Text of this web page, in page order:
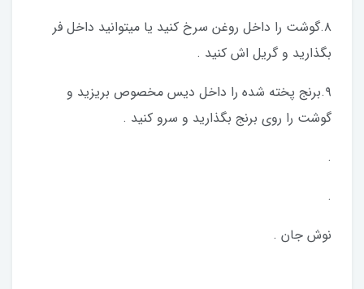
٨.گوشت را داخل روغن سرخ كنيد يا ميتوانيد داخل فر
بگذاريد و گريل اش كنيد .
٩.برنج پخته شده را داخل ديس مخصوص بريزيد و
گوشت را روي برنج بگذاريد و سرو کنید .
.
.
نوش جان .